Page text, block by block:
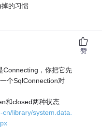
的习惯
Connecting，你把它先
个SqlConnection对
和closed两种状态
library/system.data.
赞